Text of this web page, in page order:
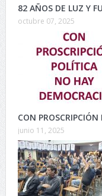
82 AÑOS DE LUZ Y
octubre 07, 2025
CON
junio 11, 2025